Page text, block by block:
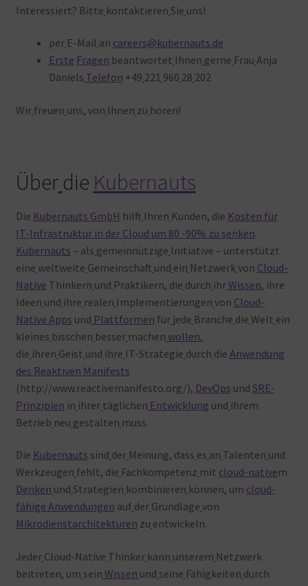
Interessiert? Bitte kontaktieren Sie uns!
per E-Mail an careers@kubernauts.de
Erste Fragen beantwortet Ihnen gerne Frau Anja
Daniels Telefon +49 221 960 28 202
Wir freuen uns, von Ihnen zu hören!
Über die Kubernauts
Die Kubernauts GmbH hilft Ihren Kunden, die Kosten für
IT-Infrastruktur in der Cloud um 80 -90% zu senken.
Kubernauts – als gemeinnützige Initiative – unterstützt
eine weltweite Gemeinschaft und ein Netzwerk von Cloud-
Native Thinkern und Praktikern, die durch ihrWissen, ihre
Ideen und ihre realen Implementierungen von Cloud-
Native Apps und Plattformen für jede Branche die Welt ein
kleines bisschen besser machen wollen,
die ihren Geist und ihre IT-Strategie durch die Anwendung
des Reaktiven Manifests
(http://www.reactivemanifesto.org/), DevOps und SRE-
Prinzipien in ihrer täglichen Entwicklung und ihrem
Betrieb neu gestalten muss.
Die Kubernauts sind der Meinung, dass es an Talenten und
Werkzeugen fehlt, die Fachkompetenz mit cloud-nativem
Denken und Strategien kombinieren können, um cloud-
fähige Anwendungen auf der Grundlage von
Mikrodienstarchitekturen zu entwickeln.
Jeder Cloud-Native Thinker kann unserem Netzwerk
beitreten, um sein Wissen und seine Fähigkeiten durch